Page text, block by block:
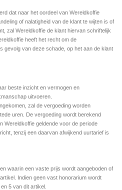
dat naar het oordeel van Wereldkoffie
of nalatigheid van de klant te wijten is of
zal Wereldkoffie de klant hiervan schriftelijk
heeft het recht om de
gevolg van deze schade, op het aan de klant
beste inzicht en vermogen en
uitvoeren.
zal de vergoeding worden
uren. De vergoeding wordt berekend
Wereldkoffie geldende voor de periode
tenzij een daarvan afwijkend uurtarief is
waarin een vaste prijs wordt aangeboden of
Indien geen vast honorarium wordt
5 van dit artikel.